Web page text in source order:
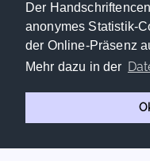
Der
anonymes Statistik-
der Online-Präsenz
Mehr dazu in der